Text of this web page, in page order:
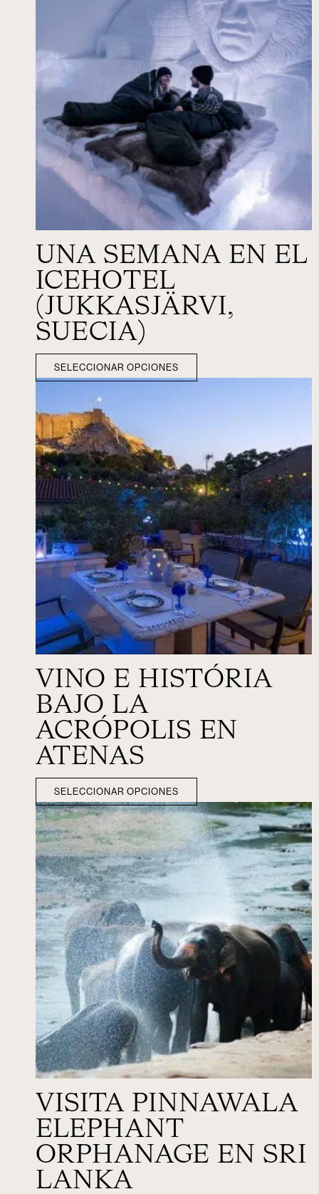
UNA SEMANA EN EL
ICEHOTEL
(JUKKASJÄRVI,
SUECIA)
SELECCIONAR OPCIONES
VINO E HISTÓRIA
BAJO LA
ACRÓPOLIS EN
ATENAS
SELECCIONAR OPCIONES
VISITA PINNAWALA
ELEPHANT
ORPHANAGE EN SRI
LANKA